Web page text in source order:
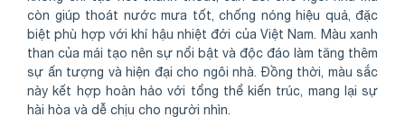
còn giúp thoát nước mưa tốt, chống nóng hiệu quả, đặc
biệt phù hợp với khí hậu nhiệt đới của Việt Nam. Màu xanh
than của mái tạo nên sự nổi bật và độc đáo làm tăng thêm
sự ấn tượng và hiện đại cho ngôi nhà. Đồng thời, màu sắc
này kết hợp hoàn hảo với tổng thể kiến trúc, mang lại sự
hài hòa và dễ chịu cho người nhìn.